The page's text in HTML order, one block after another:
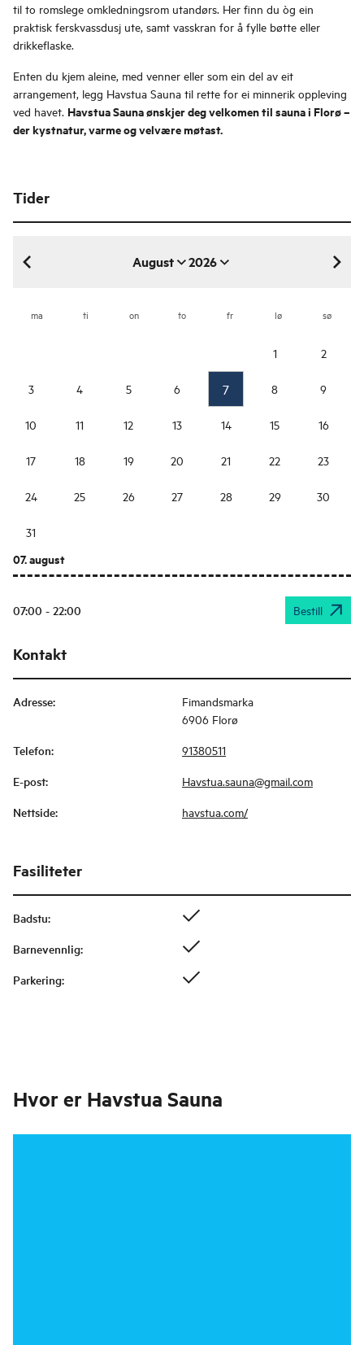
til to romslege omkledningsrom utandørs. Her finn du òg ein
praktisk ferskvassdusj ute, samt vasskran for å fylle bøtte eller
drikkeflaske.
Enten du kjem aleine, med venner eller som ein del av eit
arrangement, legg Havstua Sauna til rette for ei minnerik oppleving
ved havet. Havstua Sauna ønskjer deg velkomen til sauna i Florø –
der kystnatur, varme og velvære møtast.
Tider
August 2026
august 2026
ma ti on to fr lø sø
1 2
3 4 5 6 7 8 9
10 11 12 13 14 15 16
17 18 19 20 21 22 23
24 25 26 27 28 29 30
31
07. august
07:00 - 22:00 Bestill
Kontakt
Adresse:
Fimandsmarka
6906 Florø
Telefon: 91380511
E-post: Havstua.sauna@gmail.com
Nettside: havstua.com/
Fasiliteter
Badstu:
Barnevennlig:
Parkering:
Hvor er Havstua Sauna